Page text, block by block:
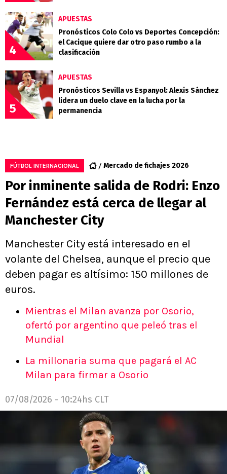
4
APUESTAS
Pronósticos Colo Colo vs Deportes Concepción:
el Cacique quiere dar otro paso rumbo a la
clasificación
5
APUESTAS
Pronósticos Sevilla vs Espanyol: Alexis Sánchez
lidera un duelo clave en la lucha por la
permanencia
FÚTBOL INTERNACIONAL Mercado de fichajes 2026
Por inminente salida de Rodri: Enzo
Fernández está cerca de llegar al
Manchester City
Manchester City está interesado en el
volante del Chelsea, aunque el precio que
deben pagar es altísimo: 150 millones de
euros.
Mientras el Milan avanza por Osorio,
ofertó por argentino que peleó tras el
Mundial
La millonaria suma que pagará el AC
Milan para firmar a Osorio
07/08/2026 - 10:24hs CLT